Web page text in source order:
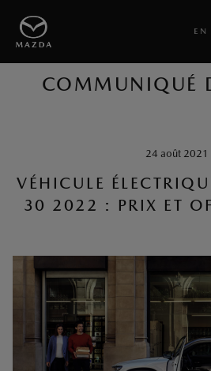
EN
RETOUR AUX ARTICLES
COMMUNIQUÉ
24 août 2021
VÉHICULE
30 2022 : PRIX ET